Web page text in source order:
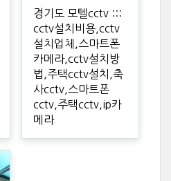
경기도 모텔cctv :::
cctv설치비용,cctv
설치업체,스마트폰
카메라,cctv설치방
법,주택cctv설치,축
사cctv,스마트폰
cctv,주택cctv,ip카
메라